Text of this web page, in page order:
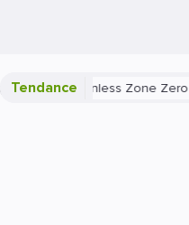
Tendance
Zone Zero Gaming